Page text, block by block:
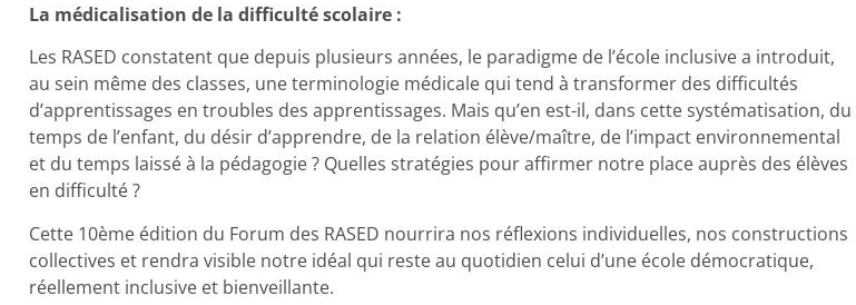
La médicalisation de la difficulté scolaire :
Les RASED constatent que depuis plusieurs années, le paradigme de l’école inclusive a introduit,
au sein même des classes, une terminologie médicale qui tend à transformer des difficultés
d’apprentissages en troubles des apprentissages. Mais qu’en est-il, dans cette systématisation, du
temps de l’enfant, du désir d’apprendre, de la relation élève/maître, de l’impact environnemental
et du temps laissé à la pédagogie ? Quelles stratégies pour affirmer notre place auprès des élèves
en difficulté ?
Cette 10ème édition du Forum des RASED nourrira nos réflexions individuelles, nos constructions
collectives et rendra visible notre idéal qui reste au quotidien celui d’une école démocratique,
réellement inclusive et bienveillante.